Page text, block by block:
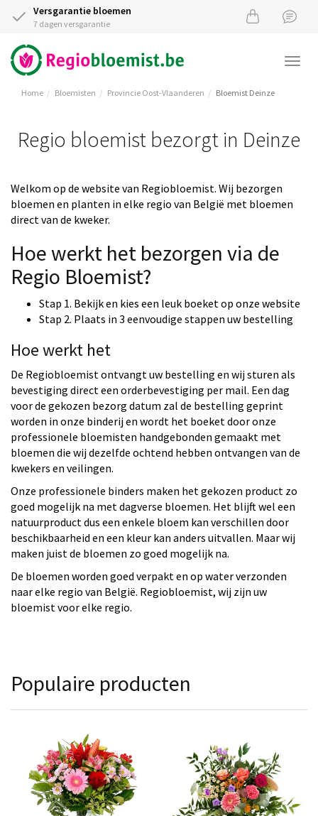
Versgarantie bloemen
7 dagen versgarantie
Home Bloemisten Provincie Oost-Vlaanderen Bloemist Deinze
Regio bloemist bezorgt in Deinze
Welkom op de website van Regiobloemist. Wij bezorgen
bloemen en planten in elke regio van België met bloemen
direct van de kweker.
Hoe werkt het bezorgen via de
Regio Bloemist?
Stap 1. Bekijk en kies een leuk boeket op onze website
Stap 2. Plaats in 3 eenvoudige stappen uw bestelling
Hoe werkt het
De Regiobloemist ontvangt uw bestelling en wij sturen als
bevestiging direct een orderbevestiging per mail. Een dag
voor de gekozen bezorg datum zal de bestelling geprint
worden in onze binderij en wordt het boeket door onze
professionele bloemisten handgebonden gemaakt met
bloemen die wij dezelfde ochtend hebben ontvangen van de
kwekers en veilingen.
Onze professionele binders maken het gekozen product zo
goed mogelijk na met dagverse bloemen. Het blijft wel een
natuurproduct dus een enkele bloem kan verschillen door
beschikbaarheid en een kleur kan anders uitvallen. Maar wij
maken juist de bloemen zo goed mogelijk na.
De bloemen worden goed verpakt en op water verzonden
naar elke regio van België. Regiobloemist, wij zijn uw
bloemist voor elke regio.
Populaire producten